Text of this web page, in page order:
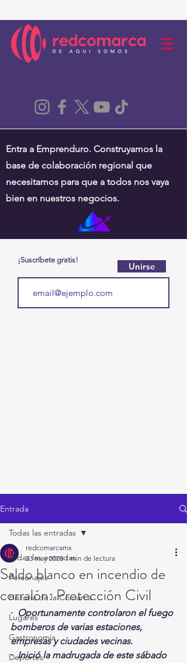
Entra a Emprenduro. Construyamos la
base de colaboración regional que
necesitamos para que a todos nos vaya
bien en nuestros negocios.
¡Suscríbete gratis!
Unirse
Entrada
Todas las entradas
Personajes
Historia de la Comarca
Lugares
Gastronomía
Deportes
Todas las entradas
Saldo blanco en incendio de
corralón: Protección Civil
redcomarcamx
23 may 2020 1 min de lectura
· Oportunamente controlaron el fuego
bomberos de varias estaciones,
empresas y ciudades vecinas.
· Inició la madrugada de este sábado